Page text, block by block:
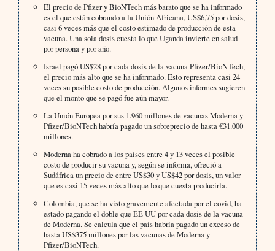
El precio de Pfizer y BioNTech más barato que se ha informado
es el que están cobrando a la Unión Africana, US$6,75 por dosis,
casi 6 veces más que el costo estimado de producción de esta
vacuna. Una sola dosis cuesta lo que Uganda invierte en salud
por persona y por año.
Israel pagó US$28 por cada dosis de la vacuna Pfizer/BioNTech,
el precio más alto que se ha informado. Esto representa casi 24
veces su posible costo de producción. Algunos informes sugieren
que el monto que se pagó fue aún mayor.
La Unión Europea por sus 1.960 millones de vacunas Moderna y
Pfizer/BioNTech habría pagado un sobreprecio de hasta €31.000
millones.
Moderna ha cobrado a los países entre 4 y 13 veces el posible
costo de producir su vacuna y, según se informa, ofreció a
Sudáfrica un precio de entre US$30 y US$42 por dosis, un valor
que es casi 15 veces más alto que lo que cuesta producirla.
Colombia, que se ha visto gravemente afectada por el covid, ha
estado pagando el doble que EE UU por cada dosis de la vacuna
de Moderna. Se calcula que el país habría pagado un exceso de
hasta US$375 millones por las vacunas de Moderna y
Pfizer/BioNTech.